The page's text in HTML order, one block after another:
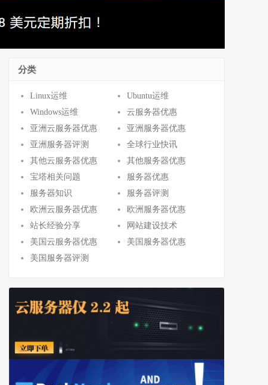
分类
Linux运维
Ubuntu运维
Windows运维
云服务器优惠
亚洲云服务器优惠
亚洲服务器优惠
亚洲服务器评测
全球行业快讯
其他云服务器优惠
其他服务器优惠
宝塔相关问题
服务器优惠
服务器知识
服务器评测
欧洲云服务器优惠
欧洲服务器优惠
站长经验分享
网站建设技术
美国云服务器优惠
美国服务器优惠
美国服务器评测